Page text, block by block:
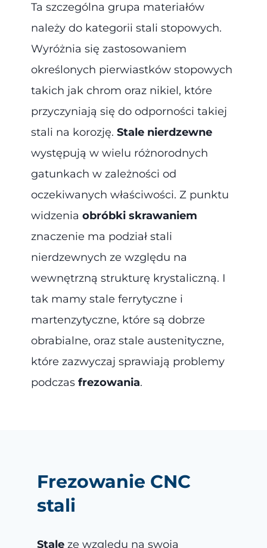
Ta szczególna grupa materiałów
należy do kategorii stali stopowych.
Wyróżnia się zastosowaniem
określonych pierwiastków stopowych
takich jak chrom oraz nikiel, które
przyczyniają się do odporności takiej
stali na korozję. Stale nierdzewne
występują w wielu różnorodnych
gatunkach w zależności od
oczekiwanych właściwości. Z punktu
widzenia obróbki skrawaniem
znaczenie ma podział stali
nierdzewnych ze względu na
wewnętrzną strukturę krystaliczną. I
tak mamy stale ferrytyczne i
martenzytyczne, które są dobrze
obrabialne, oraz stale austenityczne,
które zazwyczaj sprawiają problemy
podczas frezowania.
Frezowanie CNC
stali
Staleze względu na swoją